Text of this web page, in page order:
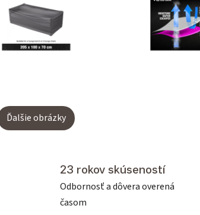
Ďalšie obrázky
23 rokov skúseností
Odbornosť a dôvera overená
časom